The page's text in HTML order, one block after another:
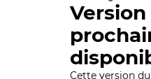
Cette version du